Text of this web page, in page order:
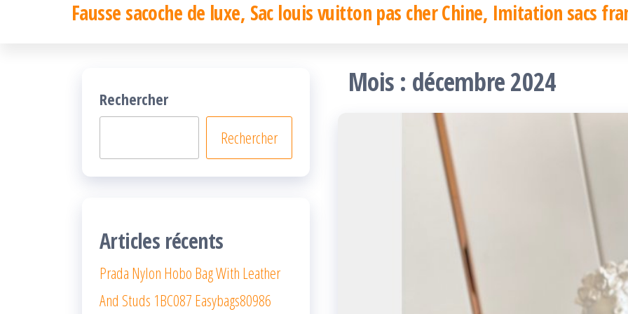
Fausse sacoche de luxe, Sac louis vuitton pas cher Chine, Imitation sacs
Mois : décembre 2024
Rechercher
Rechercher
Articles récents
Prada Nylon Hobo Bag With Leather
And Studs 1BC087 Easybags80986